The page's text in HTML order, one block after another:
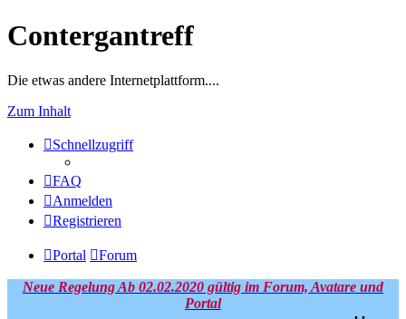
Contergantreff
Die etwas andere Internetplattform....
Zum Inhalt
Schnellzugriff
FAQ
Anmelden
Registrieren
Portal Forum
Neue Regelung Ab 02.02.2020 gültig im Forum, Avatare und
Portal